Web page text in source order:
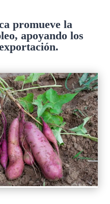
promueve la
apoyando los